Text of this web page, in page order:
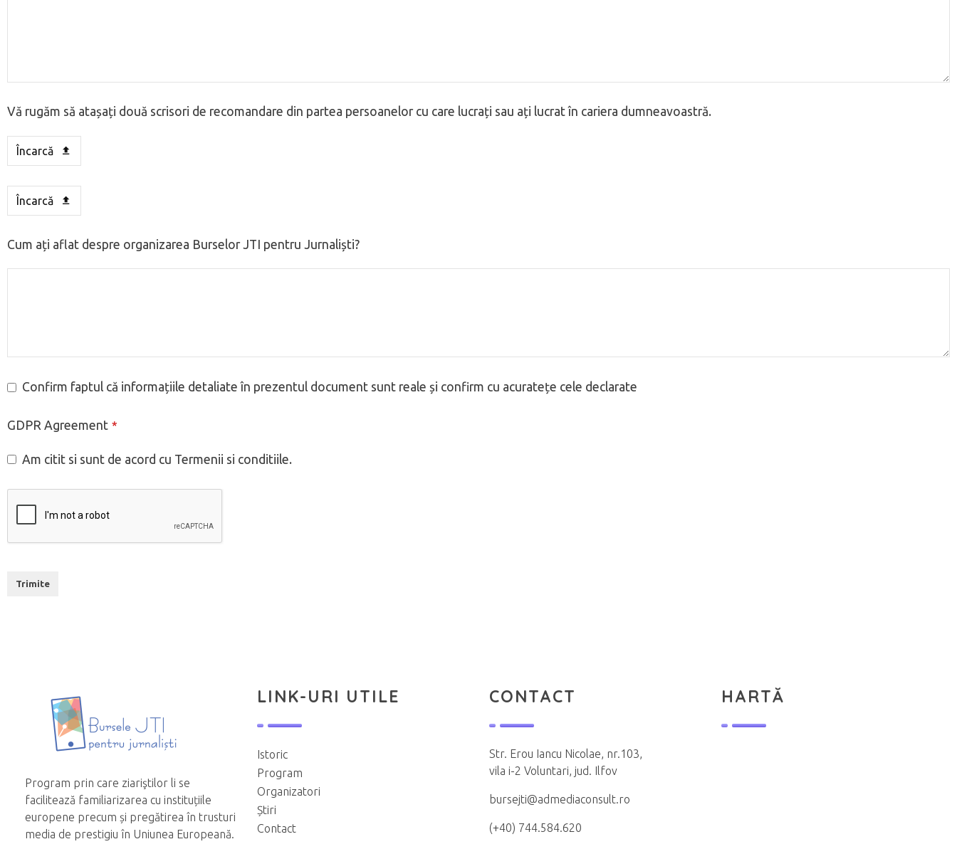
Vă rugăm să atașați două scrisori de recomandare din partea persoanelor cu care lucrați sau ați lucrat în cariera dumneavoastră.
Încarcă
Încarcă
Cum ați aflat despre organizarea Burselor JTI pentru Jurnaliști?
Confirm faptul că informațiile detaliate în prezentul document sunt reale și confirm cu acuratețe cele declarate
GDPR Agreement *
Am citit si sunt de acord cu Termenii si conditiile.
Trimite
Program prin care ziariştilor li se
facilitează familiarizarea cu instituțiile
europene precum și pregătirea în trusturi
media de prestigiu în Uniunea Europeană.
LINK-URI UTILE
Istoric
Program
Organizatori
Știri
Contact
CONTACT
Str. Erou Iancu Nicolae, nr.103,
vila i-2 Voluntari, jud. Ilfov
bursejti@admediaconsult.ro
(+40) 744.584.620
HARTĂ